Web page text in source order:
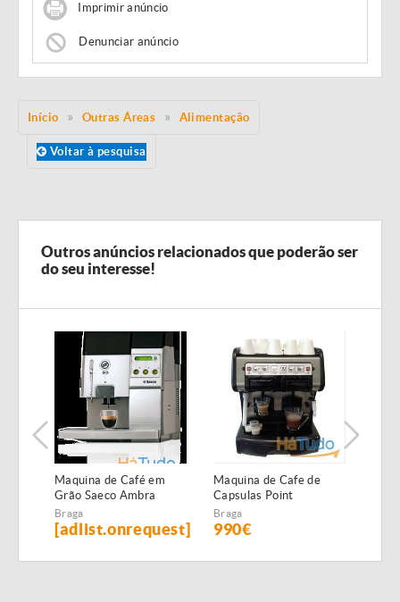
Imprimir anúncio
Denunciar anúncio
Início Outras Áreas Alimentação
Voltar à pesquisa
Outros anúncios relacionados que poderão ser
do seu interesse!
Maquina de Café em
Grão Saeco Ambra
Braga
[adlist.onrequest]
Maquina de Cafe de
Capsulas Point
Profissional 2 Grupos
Braga
990€